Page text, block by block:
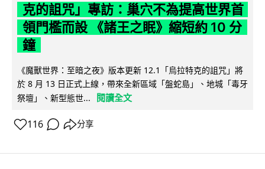
克的詛咒」專訪：巢穴不為提高世界首
領門檻而設 《諸王之眠》縮短約 10 分
鐘
《魔獸世界：至暗之夜》版本更新 12.1「烏拉特克的詛咒」將
於 8 月 13 日正式上線，帶來全新區域「盤蛇島」、地城「毒牙
祭壇」、新型態世...
閱讀全文
116 分享